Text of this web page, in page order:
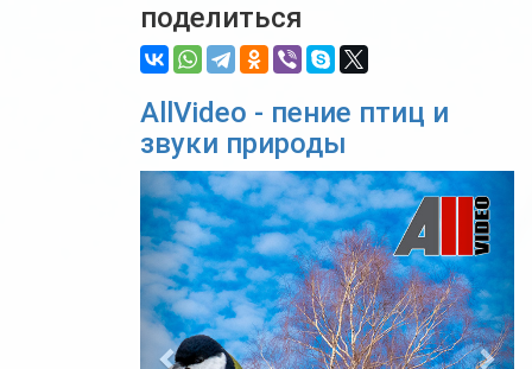
поделиться
AllVideo - пение птиц и
звуки природы
Previous